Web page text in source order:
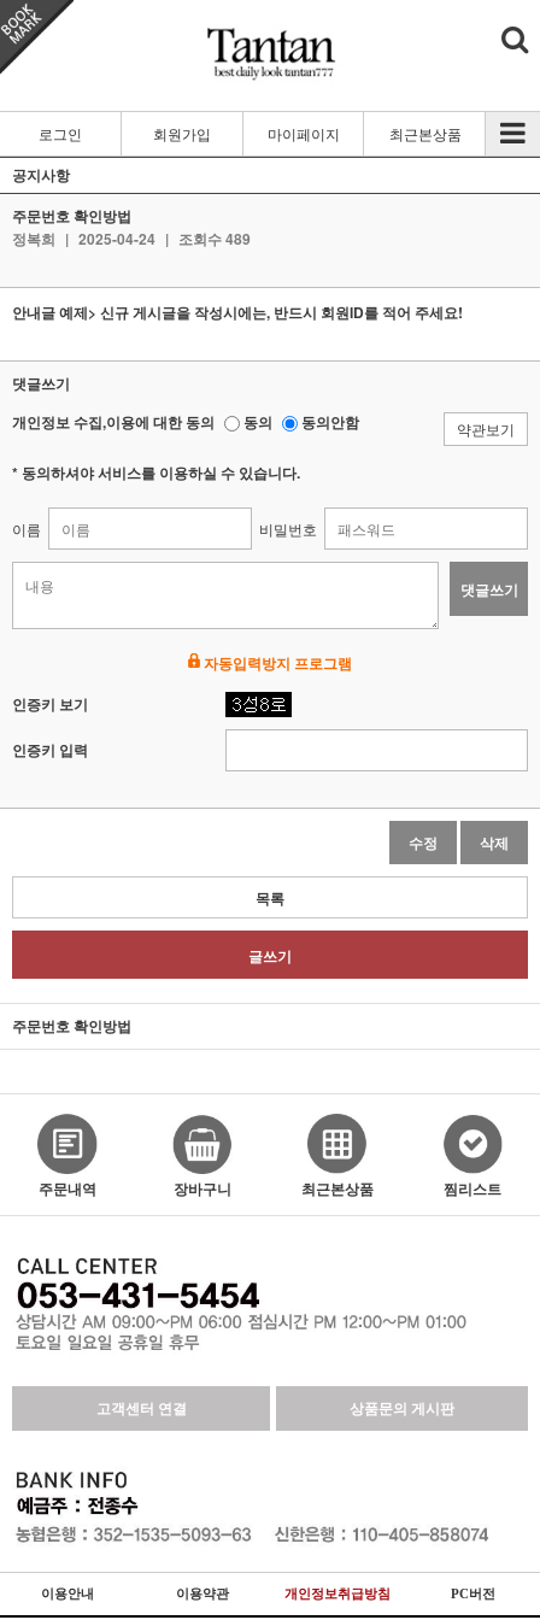
로그인 회원가입 마이페이지 최근본상품
공지사항
주문번호 확인방법
정복희 | 2025-04-24 | 조회수 489
안내글 예제> 신규 게시글을 작성시에는, 반드시 회원ID를 적어 주세요!
댓글쓰기
개인정보 수집,이용에 대한 동의
동의 동의안함 약관보기
* 동의하셔야 서비스를 이용하실 수 있습니다.
이름 비밀번호
댓글쓰기
자동입력방지 프로그램
인증키 보기
인증키 입력
수정 삭제
목록
글쓰기
주문번호 확인방법
주문내역 장바구니 최근본상품 찜리스트
고객센터 연결 상품문의 게시판
이용안내 이용약관 개인정보취급방침 PC버전